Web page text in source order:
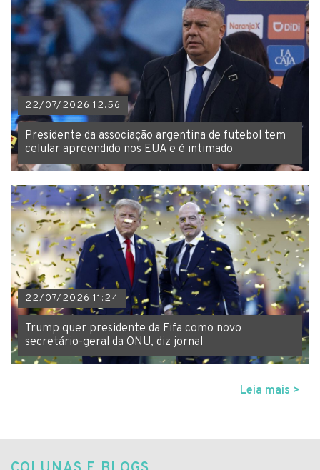
22/07/2026 12:56
Presidente da associação argentina de futebol tem
celular apreendido nos EUA e é intimado
22/07/2026 11:24
Trump quer presidente da Fifa como novo
secretário-geral da ONU, diz jornal
Leia mais >